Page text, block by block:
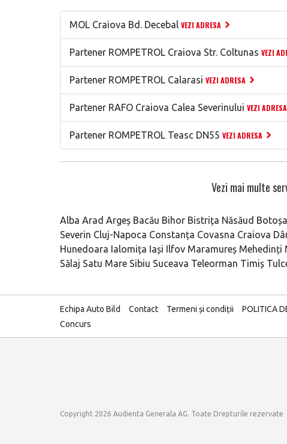
MOL Craiova Bd. Decebal VEZI ADRESA
Partener ROMPETROL Craiova Str. Coltunas VEZI
Partener ROMPETROL Calarasi VEZI ADRESA
Partener RAFO Craiova Calea Severinului VEZI ADRESA
Partener ROMPETROL Teasc DN55 VEZI ADRESA
Vezi mai multe
Alba Arad Argeș Bacău Bihor Bistrița Năsăud
Severin Cluj-Napoca Constanța Covasna Craiova
Hunedoara Ialomița Iași Ilfov Maramureș Mehedinți
Sălaj Satu Mare Sibiu Suceava Teleorman Timiș
Echipa Auto Bild Contact Termeni și condiții POLITICA
Concurs
Copyright 2026 Audienta Generala AG. Toate Drepturile rezervate